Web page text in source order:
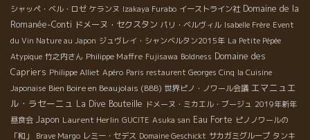
シャッペ・ベル・ロゼ ケランヌ Izakaya Furabo イーストライン社 Domaine de la
Romanée-Conti ドメーヌ・セクスタン パリ・ベルヴィル Isabelle Frère Event
du Vin Nature au Japon ジュヴレイ・シャンベルタン2015年 La Petite Pépée
Atypique 竹之内さん Philippe Maffre Fujisawa Boldness Domaine des
Capriers Philippe Alliet Apéro Paris restaurent Georges Cinq la Cuisine
Japonaise Bien Boire en Beaujolais (BBB) 世界ピノ・ノワール会議 エマニュエ
ル・ラセーニュ La Dive Bouteille ドメーヌ・ミカエル・ブージュ 2019年新年
昼食会 Japon Laurent Herlin GUCITE Asuka san Eau Forte ピノノワールの
「和」
Brave Margo レミー・セデス Domaine Geschickt サカガミグループ タンキ